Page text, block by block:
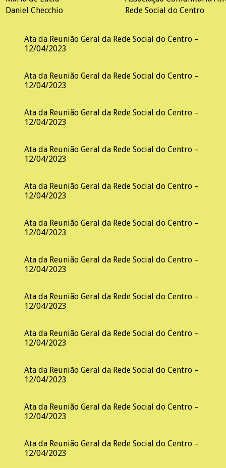
Daniel Checchio
Rede Social do Centro
Ata da Reunião Geral da Rede Social do Centro –
12/04/2023
Ata da Reunião Geral da Rede Social do Centro –
12/04/2023
Ata da Reunião Geral da Rede Social do Centro –
12/04/2023
Ata da Reunião Geral da Rede Social do Centro –
12/04/2023
Ata da Reunião Geral da Rede Social do Centro –
12/04/2023
Ata da Reunião Geral da Rede Social do Centro –
12/04/2023
Ata da Reunião Geral da Rede Social do Centro –
12/04/2023
Ata da Reunião Geral da Rede Social do Centro –
12/04/2023
Ata da Reunião Geral da Rede Social do Centro –
12/04/2023
Ata da Reunião Geral da Rede Social do Centro –
12/04/2023
Ata da Reunião Geral da Rede Social do Centro –
12/04/2023
Ata da Reunião Geral da Rede Social do Centro –
12/04/2023